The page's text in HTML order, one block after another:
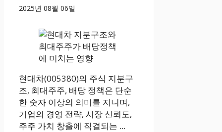
2025년 08월 06일
현대차(005380)의 주식 지분구
조, 최대주주, 배당 정책은 단순
한 숫자 이상의 의미를 지니며,
기업의 경영 전략, 시장 신뢰도,
주주 가치 창출에 직결되는 ...